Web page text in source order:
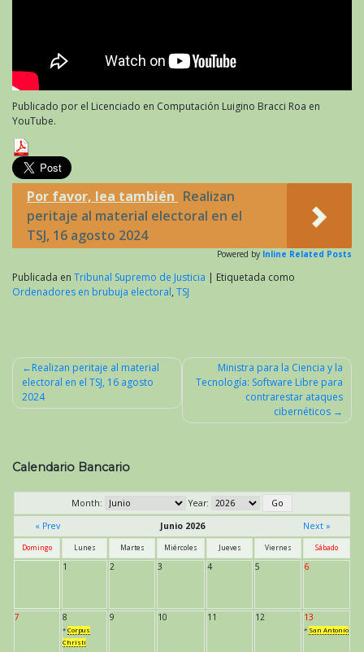
Publicado por el Licenciado en Computación Luigino Bracci Roa en
YouTube.
Por favor, lea también Realizan
peritaje al material electoral en el
TSJ, 16 agosto 2024
Powered by Inline Related Posts
Publicada en Tribunal Supremo de Justicia | Etiquetada como
Ordenadores en brubuja electoral, TSJ
Navegación
de
Realizan peritaje al material
electoral en el TSJ, 16 agosto
2024
Ministra para la Ciencia y la
Tecnología: Software Libre para
contrarestar ataques
cibernéticos
Calendario Bancario
Month:
Year:
« Prev
Junio 2026 Next »
Domingo Lunes Martes Miércoles Jueves Viernes Sábado
1 2 3 4 5 6
7 8
* Corpus
Christi
9 10 11 12 13
* San Antonio